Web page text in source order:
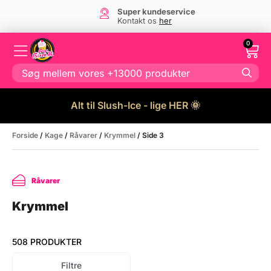
Dansk firma
- og eget lager i Danmark
0
Alt til Slush-Ice - lige HER 🌞
Forside / Kage / Råvarer / Krymmel / Side 3
Råvarer
Krymmel
508 PRODUKTER
Filtre